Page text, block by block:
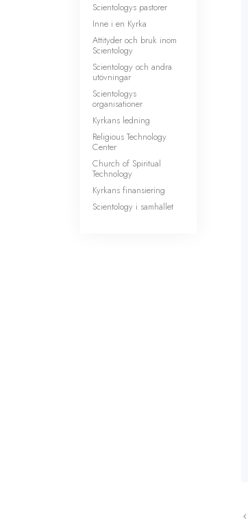
Scientologys pastorer
Inne i en Kyrka
Attityder och bruk inom
Scientology
Scientology och andra
utövningar
Scientologys
organisationer
Kyrkans ledning
Religious Technology
Center
Church of Spiritual
Technology
Kyrkans finansiering
Scientology i samhället